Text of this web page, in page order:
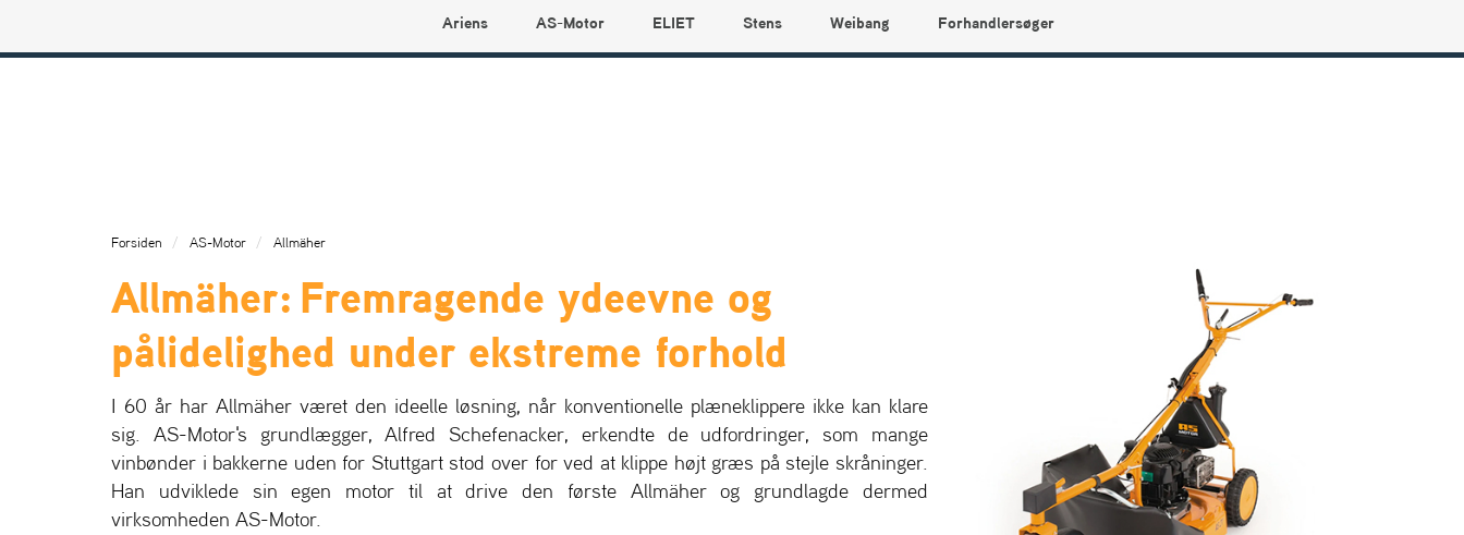
Ariens AS-Motor ELIET Stens Weibang Forhandlersøger
Forsiden AS-Motor Allmäher
Allmäher: Fremragende ydeevne og
pålidelighed under ekstreme forhold
I 60 år har Allmäher været den ideelle løsning, når konventionelle plæneklippere ikke kan klare
sig. AS-Motor's grundlægger, Alfred Schefenacker, erkendte de udfordringer, som mange
vinbønder i bakkerne uden for Stuttgart stod over for ved at klippe højt græs på stejle skråninger.
Han udviklede sin egen motor til at drive den første Allmäher og grundlagde dermed
virksomheden AS-Motor.